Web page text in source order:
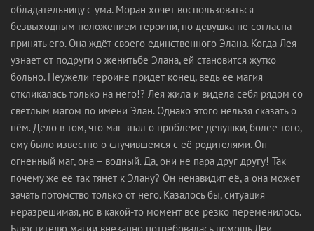
обладательницу с ума. Моран хочет воспользоваться
безвыходным положением героини, но девушка не согласна
принять его. Она ждёт своего единственного Элана. Когда Лея
узнает от подруги о женитьбе Элана, ей становится жутко
больно. Неужели героине придет конец, ведь её магия
откликалась только на него!? Лея жила и видела себя рядом со
светлым магом по имени Элан. Однако этого нельзя сказать о
нём. Дело в том, что маг знал о проблеме девушки, более того,
ему было известно о случившемся с её родителями. Он –
огненный маг, она – водный. Да, они не пара друг другу! Так
почему же её так тянет к Элану? Он ненавидит её, а она может
зачать потомство только от него. Казалось бы, ситуация
неразрешимая, но в какой-то момент всё резко переменилось.